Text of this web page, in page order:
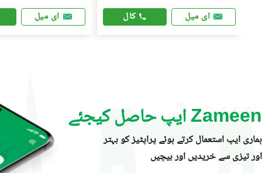
ای میل ای میل کال
Zameen ایپ حاصل کیجئے
ہماری ایپ استعمال کرتے ہوئے پراپٹیز کو بہتر
اور تیزی سے خریدیں اور بیچیں